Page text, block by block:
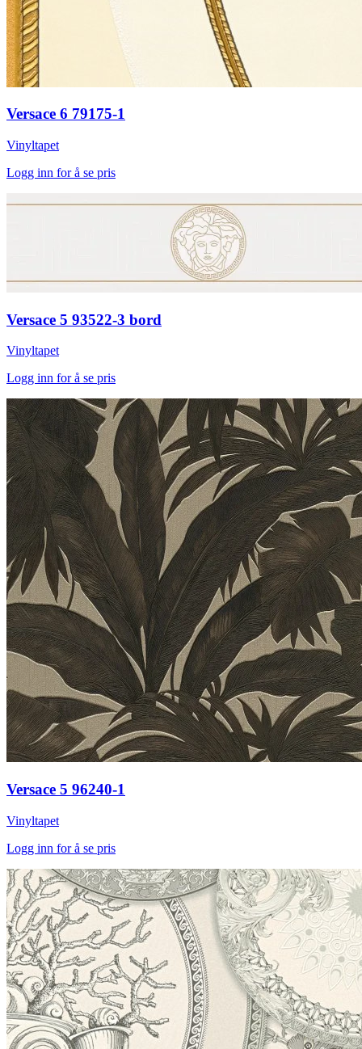
Versace 6 79175-1
Vinyltapet
Logg inn for å se pris
Versace 5 93522-3 bord
Vinyltapet
Logg inn for å se pris
Versace 5 96240-1
Vinyltapet
Logg inn for å se pris